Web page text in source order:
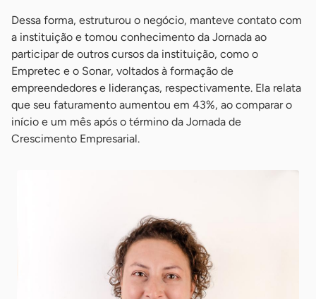
Dessa forma, estruturou o negócio, manteve contato com
a instituição e tomou conhecimento da Jornada ao
participar de outros cursos da instituição, como o
Empretec e o Sonar, voltados à formação de
empreendedores e lideranças, respectivamente. Ela relata
que seu faturamento aumentou em 43%, ao comparar o
início e um mês após o término da Jornada de
Crescimento Empresarial.